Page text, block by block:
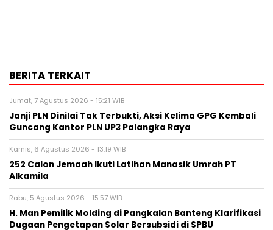
BERITA TERKAIT
Jumat, 7 Agustus 2026 - 15:21 WIB
Janji PLN Dinilai Tak Terbukti, Aksi Kelima GPG Kembali
Guncang Kantor PLN UP3 Palangka Raya
Kamis, 6 Agustus 2026 - 13:19 WIB
252 Calon Jemaah Ikuti Latihan Manasik Umrah PT
Alkamila
Rabu, 5 Agustus 2026 - 15:57 WIB
H. Man Pemilik Molding di Pangkalan Banteng Klarifikasi
Dugaan Pengetapan Solar Bersubsidi di SPBU